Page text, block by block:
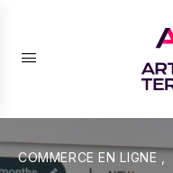
COMMERCE EN LIGNE